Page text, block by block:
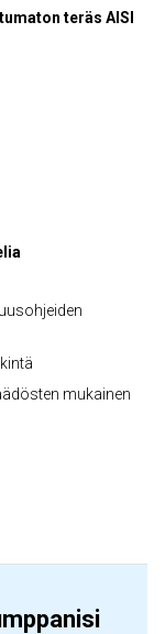
teräs AISI
mukainen